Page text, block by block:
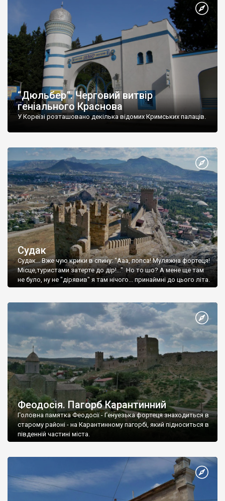
“Дюльбер”. Черговий витвір
геніального Краснова
У Кореїзі розташовано декілька відомих Кримських палаців.
Судак
Судак... Вже чую крики в спину: "Ааа, попса! Муляжна фортеця!
Місце,туристами затерте до дір!..." Но то шо? А мене ще там
не було, ну не "дірявив" я там нічого... принаймні до цього літа.
Феодосія. Пагорб Карантинний
Головна памятка Феодосії - Генуезька фортеця знаходиться в
старому районі - на Карантинному пагорбі, який підноситься в
південній частині міста.